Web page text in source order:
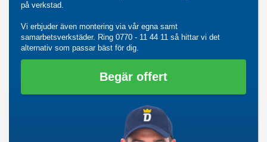
på verkstad.
Vi erbjuder även montering via vår egna samt
samarbetsverkstäder. Ring 0770 - 11 44 11 så hittar vi det
alternativ som passar bäst för dig.
Begär offert